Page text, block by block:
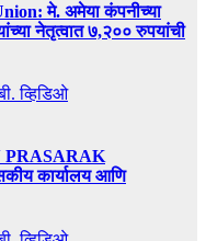
मे. अमेया कंपनीच्या
नेतृत्वात ७,२०० रुपयांची
व्हिडिओ
PRASARAK
कार्यालय आणि